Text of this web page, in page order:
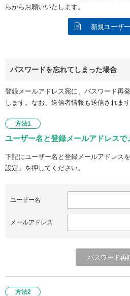
らからお願いいたします。
新規ユーザ
パスワードを忘れてしまった場合
登録メールアドレス宛に、パスワード再
します。なお、送信者情報も送信されます
方法1
ユーザー名と登録メールアドレスで
下記にユーザー名と登録メールアドレス
設定」を押してください。
ユーザー名
メールアドレス
方法2